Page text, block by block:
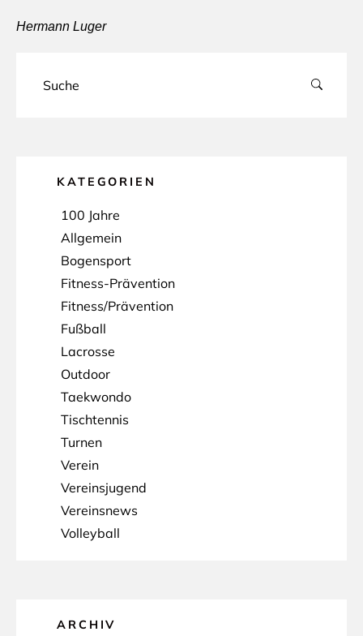
Hermann Luger
KATEGORIEN
100 Jahre
Allgemein
Bogensport
Fitness-Prävention
Fitness/Prävention
Fußball
Lacrosse
Outdoor
Taekwondo
Tischtennis
Turnen
Verein
Vereinsjugend
Vereinsnews
Volleyball
ARCHIV